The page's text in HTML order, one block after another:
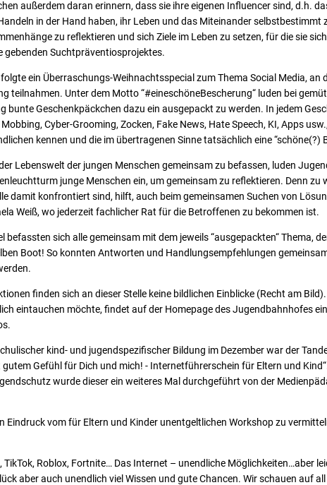
außerdem daran erinnern, dass sie ihre eigenen Influencer sind, d.h.
in der Hand haben, ihr Leben und das Miteinander selbstbestimmt
zu reflektieren und sich Ziele im Leben zu setzen, für die sie
gebenden Suchtpräventiosprojektes.
ein Überraschungs-Weihnachtsspecial zum Thema Social Media, an
teilnahmen. Unter dem Motto “#eineschöneBescherung“ luden bei
bunte Geschenkpäckchen dazu ein ausgepackt zu werden. In jedem
Cyber-Grooming, Zocken, Fake News, Hate Speech, KI, Apps
kennen und die im übertragenen Sinne tatsächlich eine “schöne(?)
Lebenswelt der jungen Menschen gemeinsam zu befassen, luden
junge Menschen ein, um gemeinsam zu reflektieren. Denn zu
damit konfrontiert sind, hilft, auch beim gemeinsamen Suchen von
Weiß, wo jederzeit fachlicher Rat für die Betroffenen zu bekommen ist.
befassten sich alle gemeinsam mit dem jeweils “ausgepackten“ Thema,
Boot! So konnten Antworten und Handlungsempfehlungen
finden sich an dieser Stelle keine bildlichen Einblicke (Recht am
eintauchen möchte, findet auf der Homepage des Jugendbahnhofes
kind- und jugendspezifischer Bildung im Dezember war der
Gefühl für Dich und mich! - Internetführerschein für Eltern und
wurde dieser ein weiteres Mal durchgeführt von der
Eindruck vom für Eltern und Kinder unentgeltlichen Workshop zu
TikTok, Roblox, Fortnite… Das Internet – unendliche Möglichkeiten…aber
aber auch unendlich viel Wissen und gute Chancen. Wir schauen auf all